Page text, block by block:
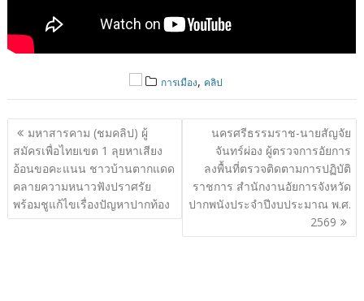
การเมือง, คลิป
แนะแนว
เรื่อง
มหาสารคาม (ชมคลิป) ผู้
สมัครเพื่อไทยเขต 1 ลุยหาเสียง
อ้อนขอคะแนน ชาวบ้านตากแดด
คลายความหนาวฟังปราศรัย
พร้อมชูแก้ไขเรื่องปัญหาปากท้อง
นครศรีธรรมราช-นายสัญจัย
จันทร์ผ่อง ผู้ตรวจการอัยการ
ลงพื้นที่ตรวจติดตามการปฏิบัติ
ราชการ สำนักงานอัยการจังหวัด
ปากพนังประจำปีงบประมาณ พ.ศ.
2569